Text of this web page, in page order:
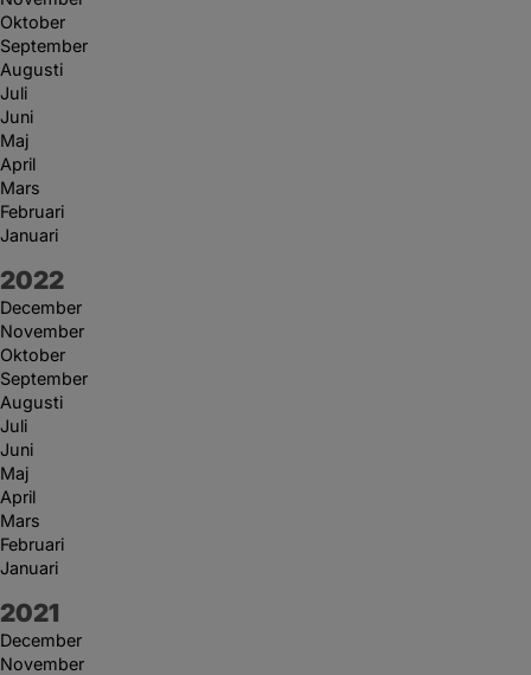
Oktober
September
Augusti
Juli
Juni
Maj
April
Mars
Februari
Januari
År:
2022
December
November
Oktober
September
Augusti
Juli
Juni
Maj
April
Mars
Februari
Januari
År:
2021
December
November